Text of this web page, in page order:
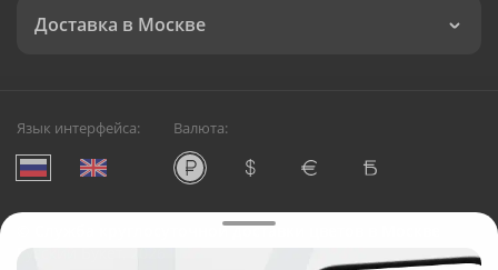
Доставка в Москве
Язык интерфейса: Валюта:
Служба круглосуточной доставки цветов в Москве
Русский Букет, 2026